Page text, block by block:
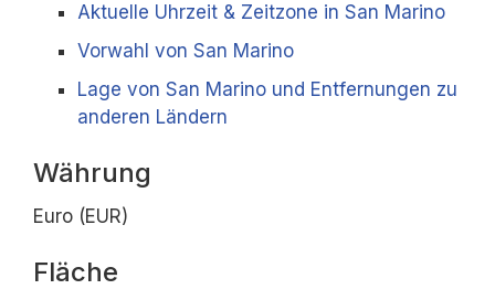
Aktuelle Uhrzeit & Zeitzone in San Marino
Vorwahl von San Marino
Lage von San Marino und Entfernungen zu
anderen Ländern
Währung
Euro (EUR)
Fläche